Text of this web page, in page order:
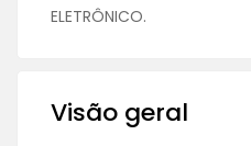
ELETRÔNICO.
Visão geral